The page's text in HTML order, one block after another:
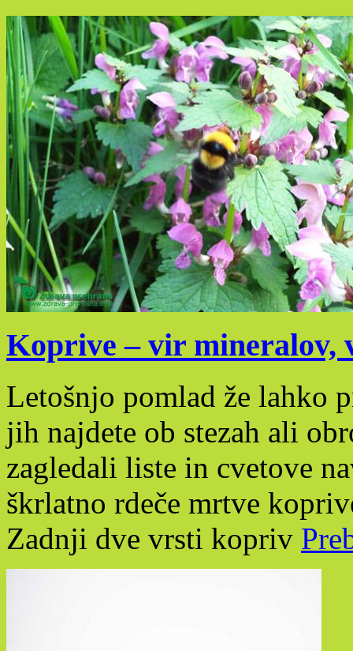
Koprive – vir mineralov,
Letošnjo pomlad že lahko
jih najdete ob stezah ali
zagledali liste in cvetove
škrlatno rdeče mrtve
Zadnji dve vrsti kopriv